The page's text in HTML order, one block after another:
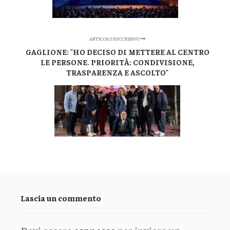
ARTICOLO SUCCESSIVO
GAGLIONE: "HO DECISO DI METTERE AL CENTRO
LE PERSONE. PRIORITÀ: CONDIVISIONE,
TRASPARENZA E ASCOLTO"
Lascia un commento